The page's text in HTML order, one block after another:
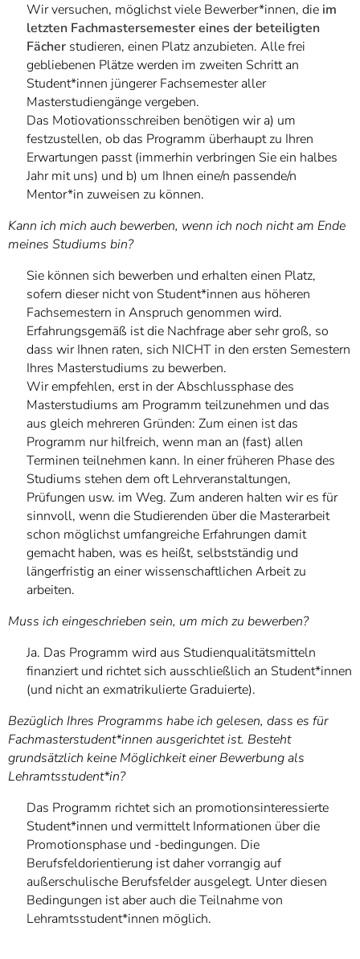
Wir versuchen, möglichst viele Bewerber*innen, die im
letzten Fachmastersemester eines der beteiligten
Fächer studieren, einen Platz anzubieten. Alle frei
gebliebenen Plätze werden im zweiten Schritt an
Student*innen jüngerer Fachsemester aller
Masterstudiengänge vergeben.
Das Motiovationsschreiben benötigen wir a) um
festzustellen, ob das Programm überhaupt zu Ihren
Erwartungen passt (immerhin verbringen Sie ein halbes
Jahr mit uns) und b) um Ihnen eine/n passende/n
Mentor*in zuweisen zu können.
Kann ich mich auch bewerben, wenn ich noch nicht am Ende
meines Studiums bin?
Sie können sich bewerben und erhalten einen Platz,
sofern dieser nicht von Student*innen aus höheren
Fachsemestern in Anspruch genommen wird.
Erfahrungsgemäß ist die Nachfrage aber sehr groß, so
dass wir Ihnen raten, sich NICHT in den ersten Semestern
Ihres Masterstudiums zu bewerben.
Wir empfehlen, erst in der Abschlussphase des
Masterstudiums am Programm teilzunehmen und das
aus gleich mehreren Gründen: Zum einen ist das
Programm nur hilfreich, wenn man an (fast) allen
Terminen teilnehmen kann. In einer früheren Phase des
Studiums stehen dem oft Lehrveranstaltungen,
Prüfungen usw. im Weg. Zum anderen halten wir es für
sinnvoll, wenn die Studierenden über die Masterarbeit
schon möglichst umfangreiche Erfahrungen damit
gemacht haben, was es heißt, selbstständig und
längerfristig an einer wissenschaftlichen Arbeit zu
arbeiten.
Muss ich eingeschrieben sein, um mich zu bewerben?
Ja. Das Programm wird aus Studienqualitätsmitteln
finanziert und richtet sich ausschließlich an Student*innen
(und nicht an exmatrikulierte Graduierte).
Bezüglich Ihres Programms habe ich gelesen, dass es für
Fachmasterstudent*innen ausgerichtet ist. Besteht
grundsätzlich keine Möglichkeit einer Bewerbung als
Lehramtsstudent*in?
Das Programm richtet sich an promotionsinteressierte
Student*innen und vermittelt Informationen über die
Promotionsphase und -bedingungen. Die
Berufsfeldorientierung ist daher vorrangig auf
außerschulische Berufsfelder ausgelegt. Unter diesen
Bedingungen ist aber auch die Teilnahme von
Lehramtsstudent*innen möglich.